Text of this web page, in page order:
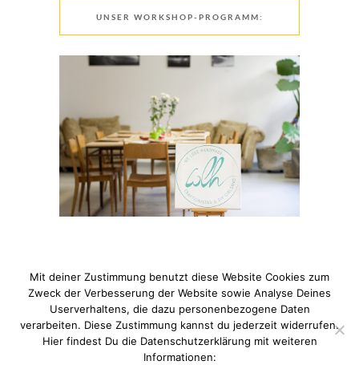
UNSER WORKSHOP-PROGRAMM:
© 2021 Pixi mit Milch. All Rights Reserved. Du hast Fragen
zum Thema Datenschutz? Hier findest du meine
Mit deiner Zustimmung benutzt diese Website Cookies zum
Zweck der Verbesserung der Website sowie Analyse Deines
Userverhaltens, die dazu personenbezogene Daten
verarbeiten. Diese Zustimmung kannst du jederzeit widerrufen.
Hier findest Du die Datenschutzerklärung mit weiteren
Informationen: